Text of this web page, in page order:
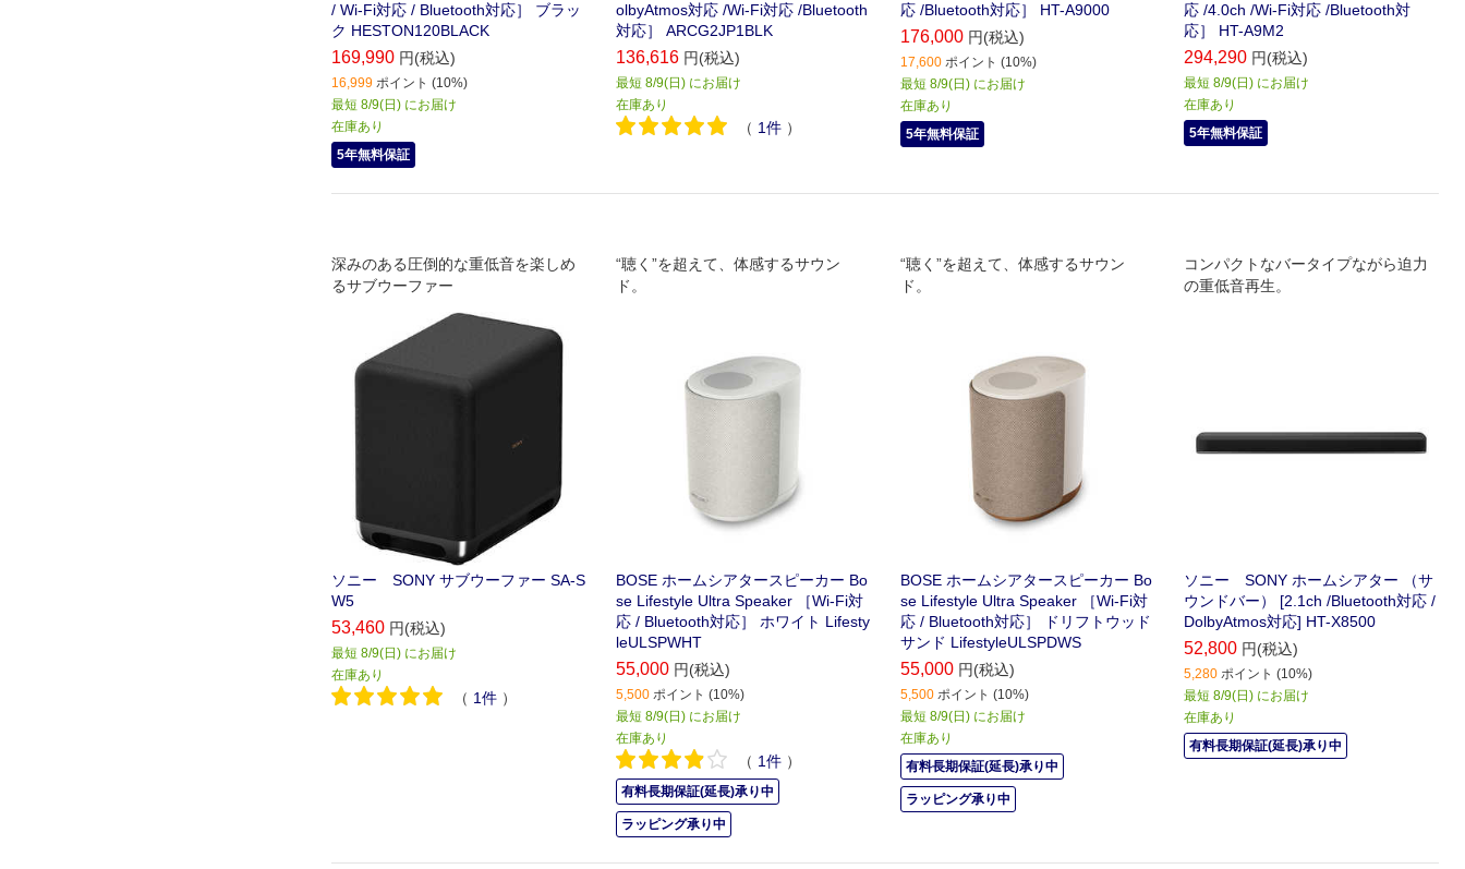
/ Wi-Fi対応 / Bluetooth対応］ ブラッ
ク HESTON120BLACK
169,990 円(税込)
16,999 ポイント (10%)
最短 8/9(日) にお届け
在庫あり
5年無料保証
olbyAtmos対応 /Wi-Fi対応 /Bluetooth
対応］ ARCG2JP1BLK
136,616 円(税込)
最短 8/9(日) にお届け
在庫あり
（ 1件 ）
応 /Bluetooth対応］ HT-A9000
176,000 円(税込)
17,600 ポイント (10%)
最短 8/9(日) にお届け
在庫あり
5年無料保証
応 /4.0ch /Wi-Fi対応 /Bluetooth対
応］ HT-A9M2
294,290 円(税込)
最短 8/9(日) にお届け
在庫あり
5年無料保証
深みのある圧倒的な重低音を楽しめ
るサブウーファー
ソニー SONY サブウーファー SA-S
W5
53,460 円(税込)
最短 8/9(日) にお届け
在庫あり
（ 1件 ）
“聴く”を超えて、体感するサウン
ド。
BOSE ホームシアタースピーカー Bo
se Lifestyle Ultra Speaker ［Wi-Fi対
応 / Bluetooth対応］ ホワイト Lifesty
leULSPWHT
55,000 円(税込)
5,500 ポイント (10%)
最短 8/9(日) にお届け
在庫あり
（ 1件 ）
有料長期保証(延長)承り中
ラッピング承り中
“聴く”を超えて、体感するサウン
ド。
BOSE ホームシアタースピーカー Bo
se Lifestyle Ultra Speaker ［Wi-Fi対
応 / Bluetooth対応］ ドリフトウッド
サンド LifestyleULSPDWS
55,000 円(税込)
5,500 ポイント (10%)
最短 8/9(日) にお届け
在庫あり
有料長期保証(延長)承り中
ラッピング承り中
コンパクトなバータイプながら迫力
の重低音再生。
ソニー SONY ホームシアター （サ
ウンドバー） [2.1ch /Bluetooth対応 /
DolbyAtmos対応] HT-X8500
52,800 円(税込)
5,280 ポイント (10%)
最短 8/9(日) にお届け
在庫あり
有料長期保証(延長)承り中